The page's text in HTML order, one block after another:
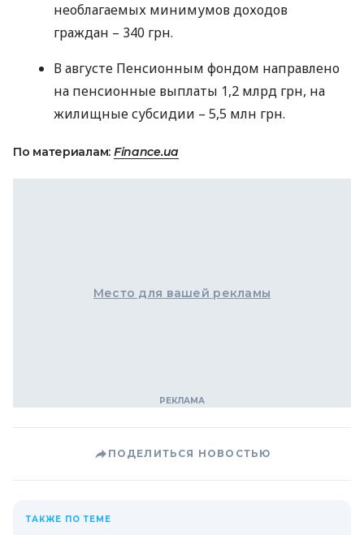
необлагаемых минимумов доходов
граждан – 340 грн.
В августе Пенсионным фондом направлено
на пенсионные выплаты 1,2 млрд грн, на
жилищные субсидии – 5,5 млн грн.
По материалам: Finance.ua
Место для вашей рекламы
ПОДЕЛИТЬСЯ НОВОСТЬЮ
ТАКЖЕ ПО ТЕМЕ